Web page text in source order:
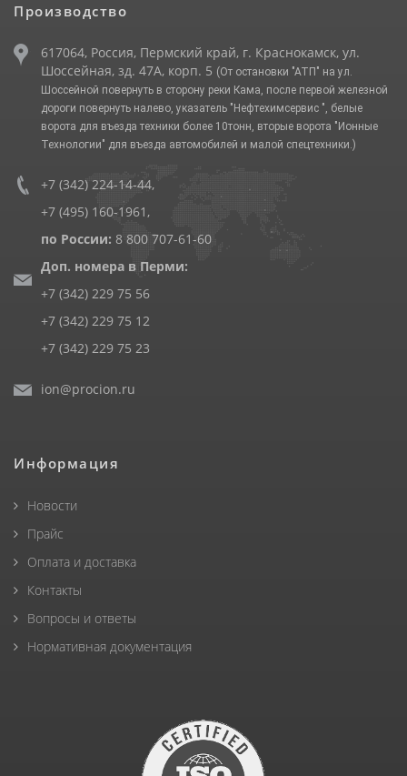
Производство
617064, Россия, Пермский край, г. Краснокамск, ул.
Шоссейная, зд. 47А, корп. 5 (От остановки "АТП" на ул.
Шоссейной повернуть в сторону реки Кама, после первой железной
дороги повернуть налево, указатель "Нефтехимсервис ", белые
ворота для въезда техники более 10тонн, вторые ворота "Ионные
Технологии" для въезда автомобилей и малой спецтехники.)
+7 (342) 224-14-44,
+7 (495) 160-1961 ,
по России: 8 800 707-61-60
Доп. номера в Перми:
+7 (342) 229 75 56
+7 (342) 229 75 12
+7 (342) 229 75 23
ion@procion.ru
Информация
Новости
Прайс
Оплата и доставка
Контакты
Вопросы и ответы
Нормативная документация